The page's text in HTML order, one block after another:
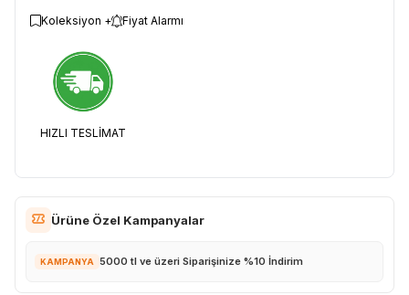
Koleksiyon + Fiyat Alarmı
HIZLI TESLİMAT
Ürüne Özel Kampanyalar
KAMPANYA 5000 tl ve üzeri Siparişinize %10 İndirim